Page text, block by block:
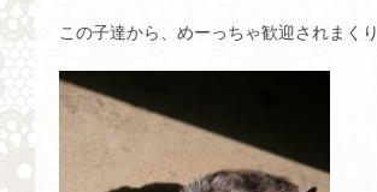
この子達から、めーっちゃ歓迎されまくり